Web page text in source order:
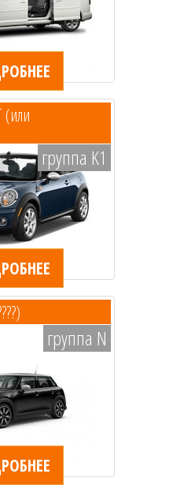
(или
группа K1
группа N